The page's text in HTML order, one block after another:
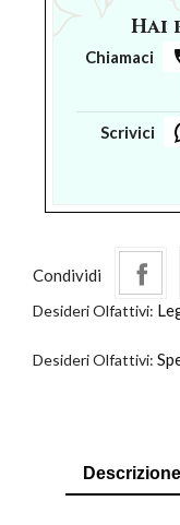
Hai
Chiamaci
Scrivici
Condividi
Desideri Olfattivi:
Desideri Olfattivi:
Descrizione